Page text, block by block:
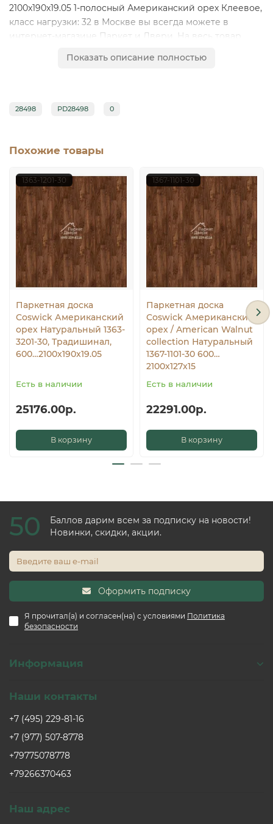
2100x190x19.05 1-полосный Американский орех Клеевое,
класс нагрузки: 32 в Москве вы всегда можете в
интернет-магазине Паркет и Двери. На весь товар
области осуществляем доставку напольных покрытий.
Показать описание полностью
28498 PD28498 0
Похожие товары
1363-1201-30
Паркетная доска
Coswick Американский
орех Натуральный 1363-
3201-30, Традишинал,
600…2100x190x19.05
Есть в наличии
25176.00р.
В корзину
1367-1101-30
Паркетная доска
Coswick Американский
орех / American Walnut
collection Натуральный
1367-1101-30 600…
2100x127x15
Есть в наличии
22291.00р.
В корзину
50
Баллов дарим всем за подписку на новости!
Новинки, скидки, акции.
Оформить подписку
Я прочитал(а) и согласен(на) с условиями Политика
безопасности
Информация
Наши контакты
+7 (495) 229-81-16
+7 (977) 507-8778
+79775078778
+79266370463
Наш адрес